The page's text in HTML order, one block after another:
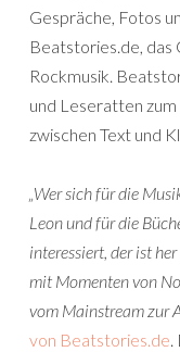
Gespräche, Fotos
Beatstories.de, das
Rockmusik.
und Leseratten
zwischen Text und
„Wer sich für die
Leon und für die
interessiert, der ist
mit Momenten von
vom Mainstream zur
von Beatstories.de.